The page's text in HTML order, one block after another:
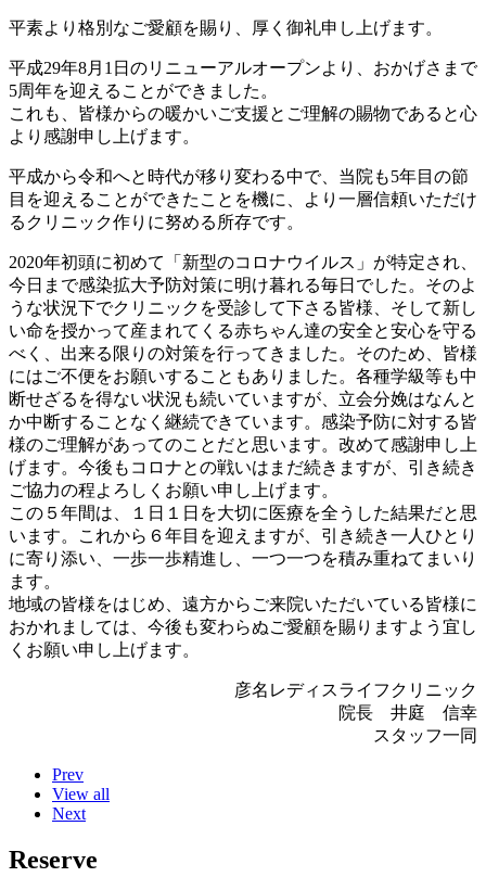
平素より格別なご愛顧を賜り、厚く御礼申し上げます。
平成29年8月1日のリニューアルオープンより、おかげさまで
5周年を迎えることができました。
これも、皆様からの暖かいご支援とご理解の賜物であると心
より感謝申し上げます。
平成から令和へと時代が移り変わる中で、当院も5年目の節
目を迎えることができたことを機に、より一層信頼いただけ
るクリニック作りに努める所存です。
2020年初頭に初めて「新型のコロナウイルス」が特定され、
今日まで感染拡大予防対策に明け暮れる毎日でした。そのよ
うな状況下でクリニックを受診して下さる皆様、そして新し
い命を授かって産まれてくる赤ちゃん達の安全と安心を守る
べく、出来る限りの対策を行ってきました。そのため、皆様
にはご不便をお願いすることもありました。各種学級等も中
断せざるを得ない状況も続いていますが、立会分娩はなんと
か中断することなく継続できています。感染予防に対する皆
様のご理解があってのことだと思います。改めて感謝申し上
げます。今後もコロナとの戦いはまだ続きますが、引き続き
ご協力の程よろしくお願い申し上げます。
この５年間は、１日１日を大切に医療を全うした結果だと思
います。これから６年目を迎えますが、引き続き一人ひとり
に寄り添い、一歩一歩精進し、一つ一つを積み重ねてまいり
ます。
地域の皆様をはじめ、遠方からご来院いただいている皆様に
おかれましては、今後も変わらぬご愛顧を賜りますよう宜し
くお願い申し上げます。
彦名レディスライフクリニック
院長 井庭 信幸
スタッフ一同
Prev
View all
Next
Reserve